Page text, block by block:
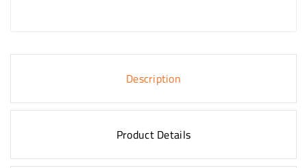
Description
Product Details